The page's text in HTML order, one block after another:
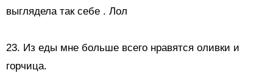
выглядела так себе . Лол
23. Из еды мне больше всего нравятся оливки и
горчица.